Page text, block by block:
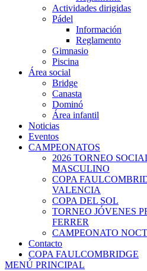
Actividades dirigidas
Pádel
Información
Reglamento
Gimnasio
Piscina
Área social
Bridge
Canasta
Dominó
Área infantil
Noticias
Eventos
CAMPEONATOS
2026 TORNEO
MASCULINO
COPA
VALENCIA
COPA DEL SOL
TORNEO JÓVENES
FERRER
CAMPEONATO
Contacto
COPA FAULCOMBRIDGE
MENÚ PRINCIPAL